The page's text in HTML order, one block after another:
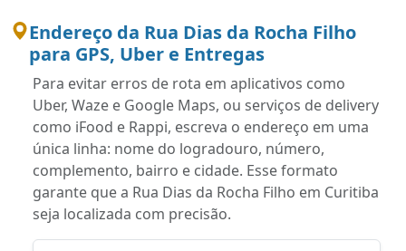
Endereço da Rua Dias da Rocha Filho
para GPS, Uber e Entregas
Para evitar erros de rota em aplicativos como
Uber, Waze e Google Maps, ou serviços de delivery
como iFood e Rappi, escreva o endereço em uma
única linha: nome do logradouro, número,
complemento, bairro e cidade. Esse formato
garante que a Rua Dias da Rocha Filho em Curitiba
seja localizada com precisão.